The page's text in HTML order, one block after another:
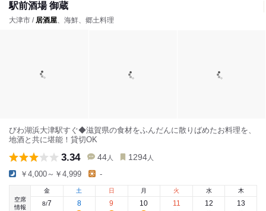
駅前酒場 御蔵
大津市 / 居酒屋、海鮮、郷土料理
びわ湖浜大津駅すぐ◆滋賀県の食材をふんだんに散りばめたお料理を、
地酒と共に堪能！貸切OK
3.34 44 人 1294 人
￥4,000～￥4,999 -
空席
情報
金
8/7
土
8
日
9
月
10
火
11
水
12
木
13